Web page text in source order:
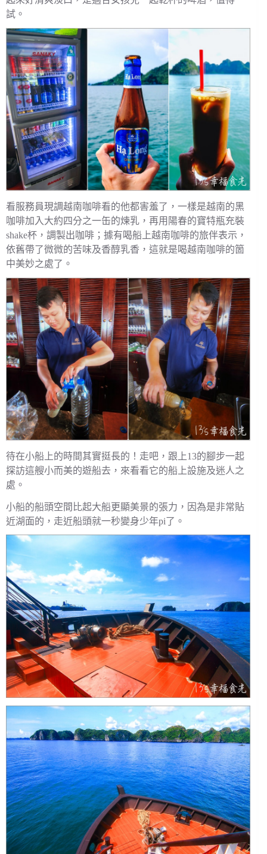
試。
看服務員現調越南咖啡看的他都害羞了，一樣是越南的黑
咖啡加入大約四分之一缶的煉乳，再用陽春的寶特瓶充裝
shake杯，調製出咖啡；據有喝船上越南咖啡的旅伴表示，
依舊帶了微微的苦味及香醇乳香，這就是喝越南咖啡的箇
中美妙之處了。
待在小船上的時間其實挺長的！走吧，跟上13的腳步一起
探訪這艘小而美的遊船去，來看看它的船上設施及迷人之
處。
小船的船頭空間比起大船更顯美景的張力，因為是非常貼
近湖面的，走近船頭就一秒變身少年pi了。